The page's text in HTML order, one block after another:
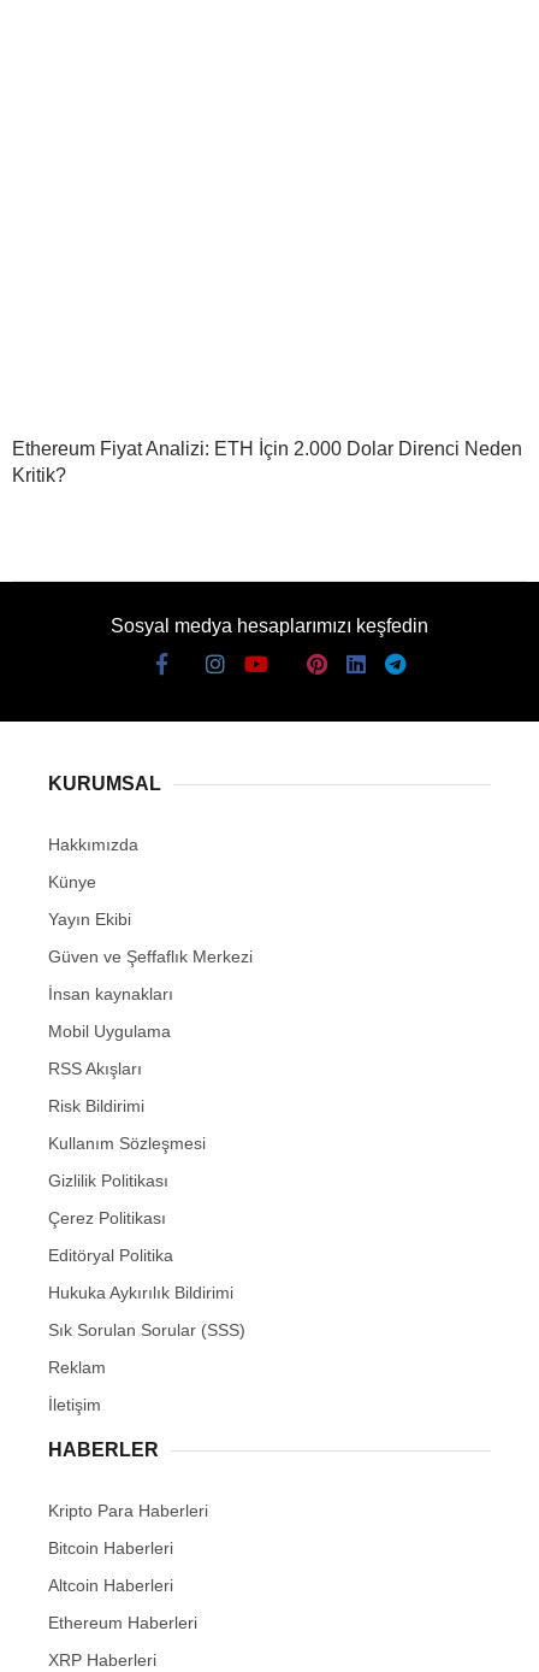
Ethereum Fiyat Analizi: ETH İçin 2.000 Dolar Direnci Neden
Kritik?
Sosyal medya hesaplarımızı keşfedin
KURUMSAL
Hakkımızda
Künye
Yayın Ekibi
Güven ve Şeffaflık Merkezi
İnsan kaynakları
Mobil Uygulama
RSS Akışları
Risk Bildirimi
Kullanım Sözleşmesi
Gizlilik Politikası
Çerez Politikası
Editöryal Politika
Hukuka Aykırılık Bildirimi
Sık Sorulan Sorular (SSS)
Reklam
İletişim
HABERLER
Kripto Para Haberleri
Bitcoin Haberleri
Altcoin Haberleri
Ethereum Haberleri
XRP Haberleri